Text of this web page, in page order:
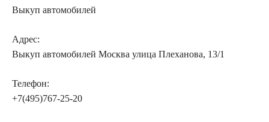
Выкуп автомобилей
Адрес:
Выкуп автомобилей Москва улица Плеханова, 13/1
Телефон:
+7(495)767-25-20